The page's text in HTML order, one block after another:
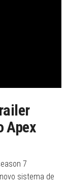
Apex
7
sistema de